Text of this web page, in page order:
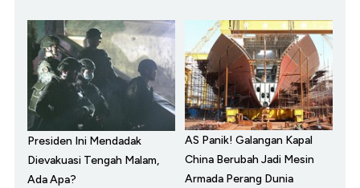
Presiden Ini Mendadak
Dievakuasi Tengah Malam,
Ada Apa?
AS Panik! Galangan Kapal
China Berubah Jadi Mesin
Armada Perang Dunia